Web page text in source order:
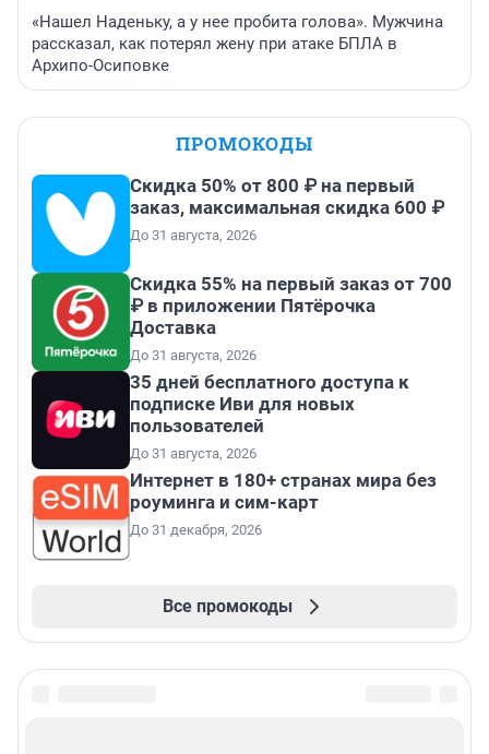
«Нашел Наденьку, а у нее пробита голова». Мужчина
рассказал, как потерял жену при атаке БПЛА в
Архипо-Осиповке
ПРОМОКОДЫ
Скидка 50% от 800 ₽ на первый
заказ, максимальная скидка 600 ₽
До 31 августа, 2026
Скидка 55% на первый заказ от 700
₽ в приложении Пятёрочка
Доставка
До 31 августа, 2026
35 дней бесплатного доступа к
подписке Иви для новых
пользователей
До 31 августа, 2026
Интернет в 180+ странах мира без
роуминга и сим-карт
До 31 декабря, 2026
Все промокоды